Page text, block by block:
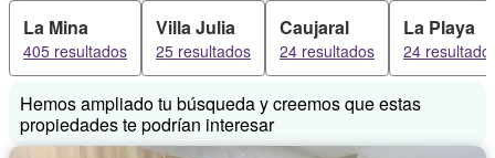
La Mina
405 resultados
Villa Julia
25 resultados
Caujaral
24 resultados
La Playa
24
Hemos ampliado tu búsqueda y creemos que estas
propiedades te podrían interesar